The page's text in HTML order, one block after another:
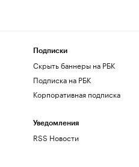
Подписки
Скрыть баннеры на РБК
Подписка на РБК
Корпоративная подписка
Уведомления
RSS Новости